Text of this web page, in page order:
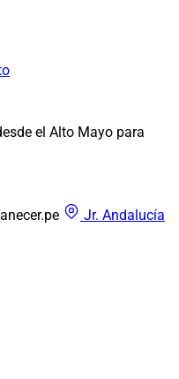
el Alto Mayo para
Jr. Andalucía